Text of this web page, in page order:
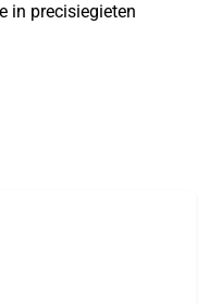
in precisiegieten